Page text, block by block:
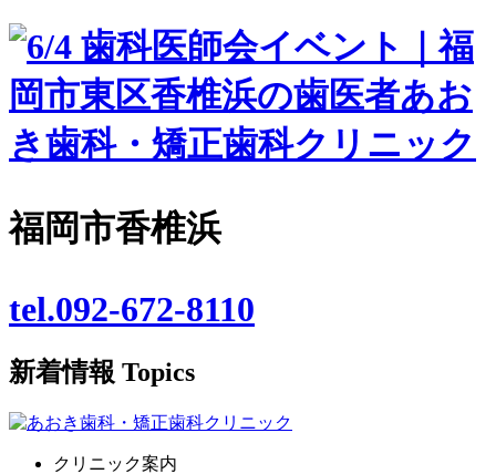
福岡市香椎浜
tel.092-672-8110
新着情報 Topics
クリニック案内